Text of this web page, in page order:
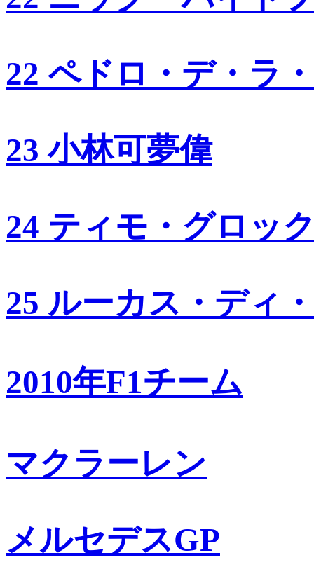
22 ペドロ・デ・ラ
23 小林可夢偉
24 ティモ・グロッ
25 ルーカス・ディ
2010年F1チーム
マクラーレン
メルセデスGP